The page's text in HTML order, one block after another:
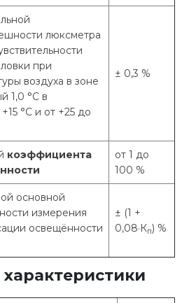
люксметра
при
воздуха в зоне
1,0 °С в
°С и от +25 до
± 0,3 %
коэффициента
от 1 до
100 %
основной
измерения
освещённости
± (1 +
0,08·Кп) %